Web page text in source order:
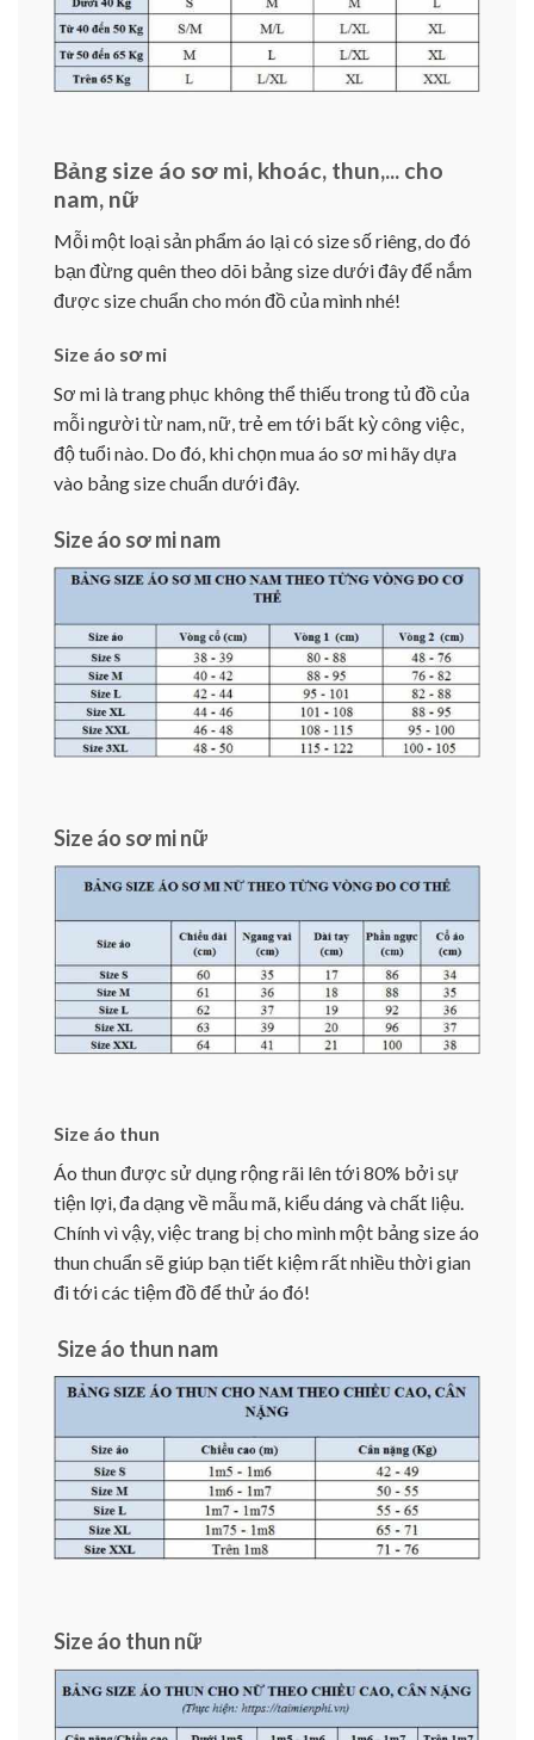
Bảng size áo sơ mi, khoác, thun,... cho
nam, nữ
Mỗi một loại sản phẩm áo lại có size số riêng, do đó
bạn đừng quên theo dõi bảng size dưới đây để nắm
được size chuẩn cho món đồ của mình nhé!
Size áo sơ mi
Sơ mi là trang phục không thể thiếu trong tủ đồ của
mỗi người từ nam, nữ, trẻ em tới bất kỳ công việc,
độ tuổi nào. Do đó, khi chọn mua áo sơ mi hãy dựa
vào bảng size chuẩn dưới đây.
Size áo sơ mi nam
Size áo sơ mi nữ
Size áo thun
Áo thun được sử dụng rộng rãi lên tới 80% bởi sự
tiện lợi, đa dạng về mẫu mã, kiểu dáng và chất liệu.
Chính vì vậy, việc trang bị cho mình một bảng size áo
thun chuẩn sẽ giúp bạn tiết kiệm rất nhiều thời gian
đi tới các tiệm đồ để thử áo đó!
Size áo thun nam
Size áo thun nữ